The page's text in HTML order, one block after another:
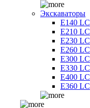
Экскаваторы
E140 LC
E210 LC
E230 LC
E260 LC
E300 LC
E330 LC
E400 LC
E360 LC